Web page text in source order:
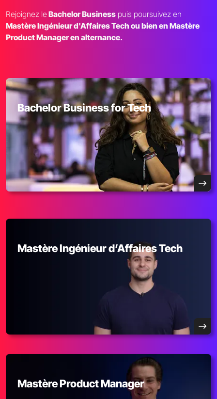
Rejoignez leBachelor Business puis poursuivez en
Mastère Ingénieur d'Affaires Tech ou bien en Mastère
Product Manageren alternance.
Bachelor Business for Tech
Mastère Ingénieur d’Affaires Tech
Mastère Product Manager